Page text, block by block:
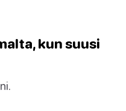
kun suusi